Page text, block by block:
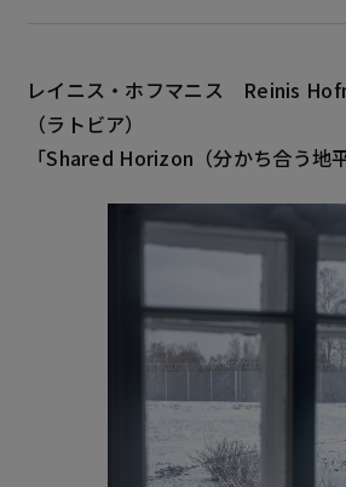
レイニス・ホフマニス Reinis
（ラトビア）
「Shared Horizon （分かち合う地